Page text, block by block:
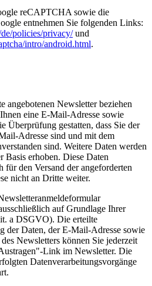
reCAPTCHA sowie die
entnehmen Sie folgenden Links:
policies/privacy/und
intro/android.html.
angebotenen Newsletter beziehen
eine E-Mail-Adresse sowie
Überprüfung gestatten, dass Sie der
Adresse sind und mit dem
sind. Weitere Daten werden
erhoben. Diese Daten
den Versand der angeforderten
nicht an Dritte weiter.
auf Grundlage Ihrer
a DSGVO). Die erteilte
der Daten, der E-Mail-Adresse sowie
Newsletters können Sie jederzeit
Link im Newsletter. Die
Datenverarbeitungsvorgänge